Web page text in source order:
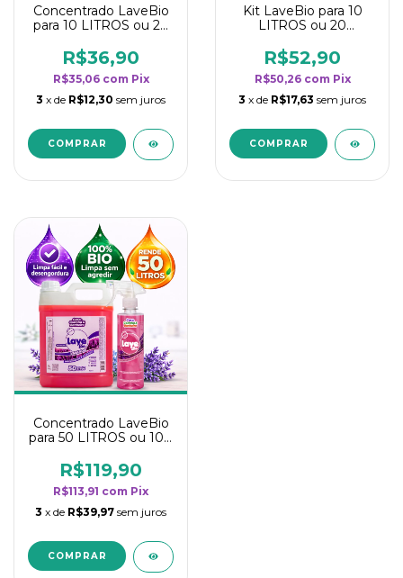
Concentrado LaveBio
para 10 LITROS ou 20
rendimento da
categoria - Lavanda
R$36,90
R$35,06 com Pix
3 x de R$12,30 sem juros
Kit LaveBio para 10
LITROS ou 20
rendimento da
categoria - Lavanda
R$52,90
R$50,26 com Pix
3 x de R$17,63 sem juros
Concentrado LaveBio
para 50 LITROS ou 100
rendimento da
categoria - Lavanda
R$119,90
R$113,91 com Pix
3 x de R$39,97 sem juros